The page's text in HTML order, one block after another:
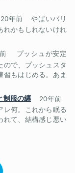
20年前
やばいバリ
れかもしれないけれ
プッシュが安定
ので、プッシュスタ
習もはじめる。あま
制服の纒
20年前
レ何。これから眠る
れて、結構感じ悪い